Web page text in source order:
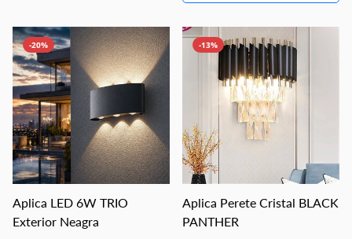
-20%
Aplica LED 6W TRIO
Exterior Neagra
-13%
Aplica Perete Cristal BLACK
PANTHER